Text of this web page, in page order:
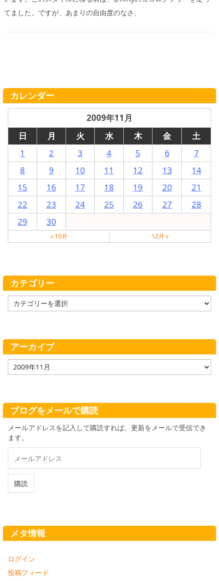
てました。ですが、あまりの自由度のなさ、
カレンダー
2009年11月
日
月 火 水 木 金
土
1
2 3 4 5 6
7
8
9 10 11 12 13
14
15
16 17 18 19 20
21
22
23 24 25 26 27
28
29
30
« 10月 12月 »
カテゴリー
テ
ー
アーカイブ
ア
ー
ブ
ブログをメールで購読
メールアドレスを記入して購読すれば、更新をメールで受信でき
ます。
ル
ド
購読
メタ情報
ログイン
投稿フィード